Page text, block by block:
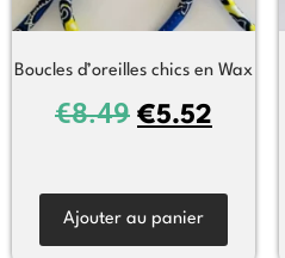
Boucles d’oreilles chics en Wax
€8.49 €5.52
Ajouter au panier